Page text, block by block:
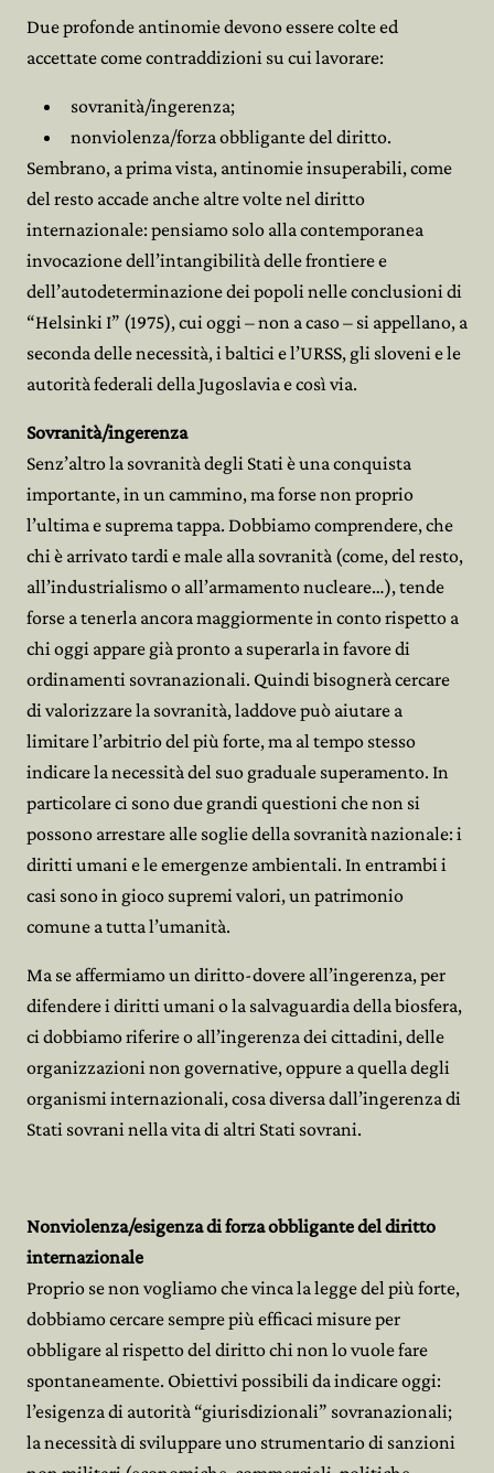
Due profonde antinomie devono essere colte ed
accettate come contraddizioni su cui lavorare:
sovranità/ingerenza;
nonviolenza/forza obbligante del diritto.
Sembrano, a prima vista, antinomie insuperabili, come
del resto accade anche altre volte nel diritto
internazionale: pensiamo solo alla contemporanea
invocazione dell’intangibilità delle frontiere e
dell’autodeterminazione dei popoli nelle conclusioni di
“Helsinki I” (1975), cui oggi – non a caso – si appellano, a
seconda delle necessità, i baltici e l’URSS, gli sloveni e le
autorità federali della Jugoslavia e così via.
Sovranità/ingerenza
Senz’altro la sovranità degli Stati è una conquista
importante, in un cammino, ma forse non proprio
l’ultima e suprema tappa. Dobbiamo comprendere, che
chi è arrivato tardi e male alla sovranità (come, del resto,
all’industrialismo o all’armamento nucleare…), tende
forse a tenerla ancora maggiormente in conto rispetto a
chi oggi appare già pronto a superarla in favore di
ordinamenti sovranazionali. Quindi bisognerà cercare
di valorizzare la sovranità, laddove può aiutare a
limitare l’arbitrio del più forte, ma al tempo stesso
indicare la necessità del suo graduale superamento. In
particolare ci sono due grandi questioni che non si
possono arrestare alle soglie della sovranità nazionale: i
diritti umani e le emergenze ambientali. In entrambi i
casi sono in gioco supremi valori, un patrimonio
comune a tutta l’umanità.
Ma se affermiamo un diritto-dovere all’ingerenza, per
difendere i diritti umani o la salvaguardia della biosfera,
ci dobbiamo riferire o all’ingerenza dei cittadini, delle
organizzazioni non governative, oppure a quella degli
organismi internazionali, cosa diversa dall’ingerenza di
Stati sovrani nella vita di altri Stati sovrani.
Nonviolenza/esigenza di forza obbligante del diritto
internazionale
Proprio se non vogliamo che vinca la legge del più forte,
dobbiamo cercare sempre più efficaci misure per
obbligare al rispetto del diritto chi non lo vuole fare
spontaneamente. Obiettivi possibili da indicare oggi:
l’esigenza di autorità “giurisdizionali” sovranazionali;
la necessità di sviluppare uno strumentario di sanzioni